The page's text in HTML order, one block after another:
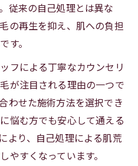
さしいメンズ脱毛体験
善の両立が叶う理由
田町メンズ脱毛がおす
ムダ毛対策の極意
ンズ脱毛の相性の良さ
脱毛と美肌ケアの魅力
できるシミ毛穴対策法
従来の自己処理とは異な
の再生を抑え、肌への負担
す。
フによる丁寧なカウンセリ
が注目される理由の一つで
わせた施術方法を選択でき
悩む方でも安心して通える
より、自己処理による肌荒
やすくなっています。